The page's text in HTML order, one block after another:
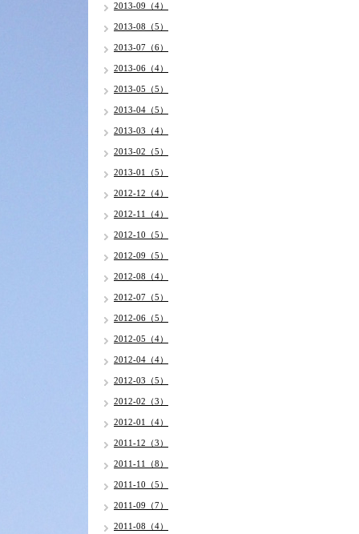
2013-09（4）
2013-08（5）
2013-07（6）
2013-06（4）
2013-05（5）
2013-04（5）
2013-03（4）
2013-02（5）
2013-01（5）
2012-12（4）
2012-11（4）
2012-10（5）
2012-09（5）
2012-08（4）
2012-07（5）
2012-06（5）
2012-05（4）
2012-04（4）
2012-03（5）
2012-02（3）
2012-01（4）
2011-12（3）
2011-11（8）
2011-10（5）
2011-09（7）
2011-08（4）